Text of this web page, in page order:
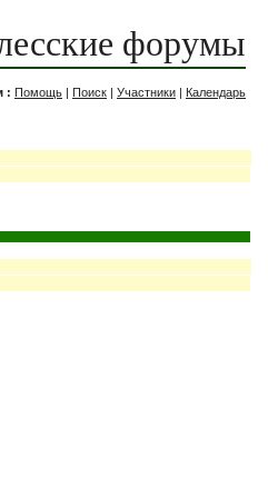
форумы
: Помощь | Поиск | Участники | Календарь